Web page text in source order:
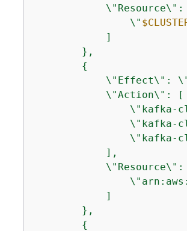
\"Resource\":
                \"
            ]
        },
{
\"Effect\":
            \"Action\": [
\"kafka-
\"kafka-
\"kafka-
            ],
\"Resource\":
            ]
        },
{